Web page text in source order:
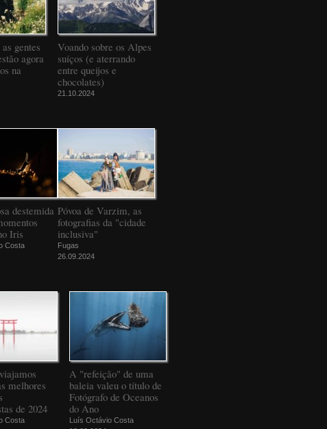
gentes
agora
na
Voando sobre os Alpes
suíços (e aterrando
entre queijos e
chocolates)
21.10.2024
destemida
Iris
Costa
Póvoa de Varzim, as
fotografias da "cidade
inclusiva"
Fugas
26.09.2024
melhores
de 2024
Costa
A "refeição" de uma
baleia valeu o título de
Fotógrafo de Oceanos
do Ano
Luís Octávio Costa